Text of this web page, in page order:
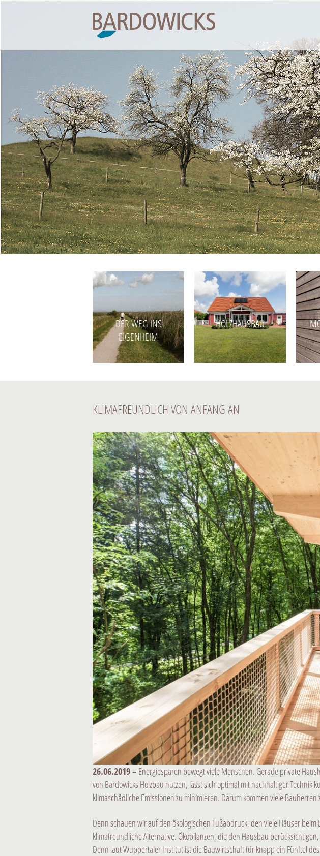
zum
Inhalt
DER WEG INS
EIGENHEIM
HOLZHAUSBAU
KLIMAFREUNDLICH VON ANFANG AN
26.06.2019 – Energiesparen bewegt viele Menschen. Gerade private
von Bardowicks Holzbau nutzen, lässt sich optimal mit nachhaltiger
klimaschädliche Emissionen zu minimieren. Darum kommen viele
Denn schauen wir auf den ökologischen Fußabdruck, den viele Häuser
klimafreundliche Alternative. Ökobilanzen, die den Hausbau
Denn laut Wuppertaler Institut ist die Bauwirtschaft für knapp ein Fünftel